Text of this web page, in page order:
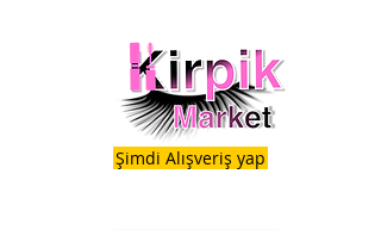
Şimdi Alışveriş yap